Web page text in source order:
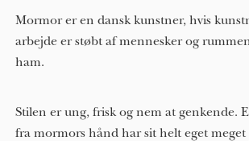
Mormor er en dansk kunstner, hvis
arbejde er støbt af mennesker og
ham.
Stilen er ung, frisk og nem at genkende.
fra mormors hånd har sit helt eget meget